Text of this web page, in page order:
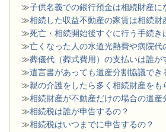
≫子供名義での銀行預金は相続財産に
≫相続した収益不動産の家賃は相続財
≫死亡・相続開始後すぐに行う手続き
≫亡くなった人の水道光熱費や病院代
≫葬儀代（葬式費用）の支払いは誰が
≫遺言書があっても遺産分割協議でき
≫親の介護をしたら多く相続財産をも
≫相続財産が不動産だけの場合の遺産
≫相続税は誰が申告するの？
≫相続税はいつまでに申告するの？